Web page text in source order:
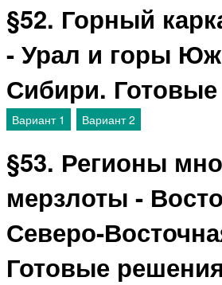
§52. Горный
- Урал и горы
Сибири.
Вариант 1 Вариант 2
§53. Регионы
мерзлоты -
Северо-
Готовые решения